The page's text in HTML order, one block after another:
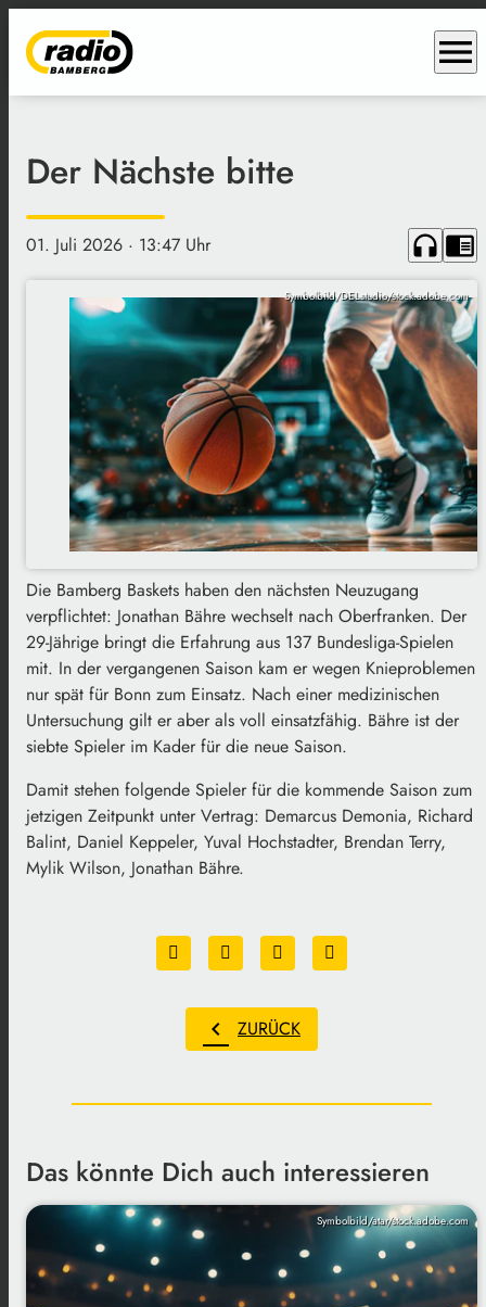
menu
Der Nächste bitte
01. Juli 2026 · 13:47 Uhr headphones chrome_reader_mode
Symbolbild/DELstudio/stock.adobe.com
Die Bamberg Baskets haben den nächsten Neuzugang
verpflichtet: Jonathan Bähre wechselt nach Oberfranken. Der
29-Jährige bringt die Erfahrung aus 137 Bundesliga-Spielen
mit. In der vergangenen Saison kam er wegen Knieproblemen
nur spät für Bonn zum Einsatz. Nach einer medizinischen
Untersuchung gilt er aber als voll einsatzfähig. Bähre ist der
siebte Spieler im Kader für die neue Saison.
Damit stehen folgende Spieler für die kommende Saison zum
jetzigen Zeitpunkt unter Vertrag: Demarcus Demonia, Richard
Balint, Daniel Keppeler, Yuval Hochstadter, Brendan Terry,
Mylik Wilson, Jonathan Bähre.
chevron_left ZURÜCK
Das könnte Dich auch interessieren
Symbolbild/atar/stock.adobe.com